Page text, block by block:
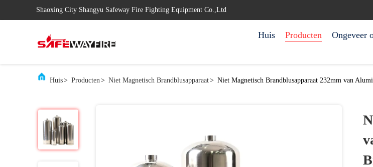
Shaoxing City Shangyu Safeway Fire Fighting Equipment Co.,Ltd
Huis Producten Ongeveer
Huis> Producten> Niet Magnetisch Brandblusapparaat> Niet Magnetisch Brandblusapparaat 232mm van